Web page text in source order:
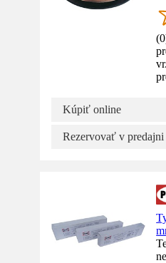
(0
Kúpiť online
Rezervovať v predajni